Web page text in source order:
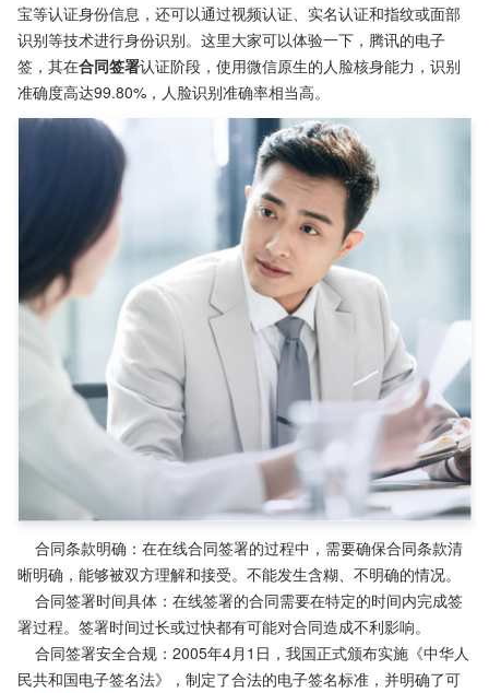
宝等认证身份信息，还可以通过视频认证、实名认证和指纹或面部
识别等技术进行身份识别。这里大家可以体验一下，腾讯的电子
签，其在合同签署认证阶段，使用微信原生的人脸核身能力，识别
准确度高达99.80%，人脸识别准确率相当高。
合同条款明确：在在线合同签署的过程中，需要确保合同条款清
晰明确，能够被双方理解和接受。不能发生含糊、不明确的情况。
合同签署时间具体：在线签署的合同需要在特定的时间内完成签
署过程。签署时间过长或过快都有可能对合同造成不利影响。
合同签署安全合规：2005年4月1日，我国正式颁布实施《中华人
民共和国电子签名法》，制定了合法的电子签名标准，并明确了可